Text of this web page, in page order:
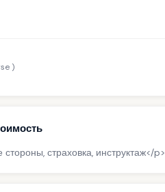
)
страховка, инструктаж</p>